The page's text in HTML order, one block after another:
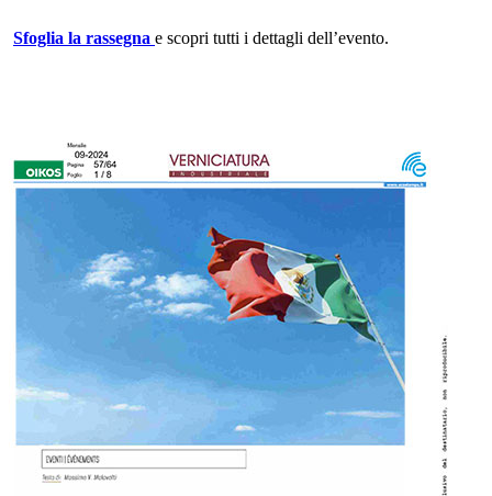
Sfoglia la rassegna e scopri tutti i dettagli dell’evento.